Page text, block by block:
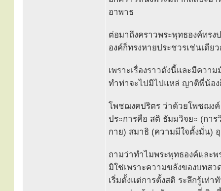
อาพาธ
ต่อมาถึงคราวพระพุทธองค์ทร
องค์ก็ทรงหายประชวรเช่นเดีย
เพราะเรื่องราวดังนี้และมีคว
ทำท่าจะไปมิไปแหล่ ญาติพี่น้อ
โพชฌงคปริตร ว่าด้วยโพชฌงค์
ประการคือ สติ ธัมมวิจยะ (กา
กาย) สมาธิ (ความมีใจตั้งมั่น)
ถามว่าทำไมพระพุทธองค์และ
มิใช่เพราะความขลังของบทส
เริ่มตั้งแต่การตั้งสติ ระลึกรู้เท่